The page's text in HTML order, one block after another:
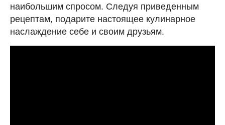
наибольшим спросом. Следуя приведенным
рецептам, подарите настоящее кулинарное
наслаждение себе и своим друзьям.